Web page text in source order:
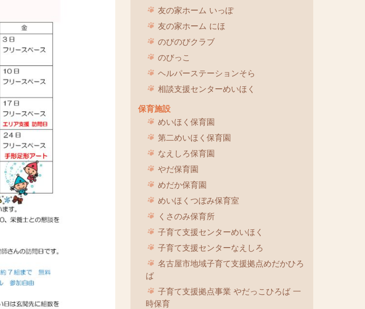
友の家ホーム いっぽ
友の家ホーム にほ
のびのびクラブ
のびっこ
ヘルパーステーションそら
相談支援センターめいほく
保育施設
めいほく保育園
第二めいほく保育園
なえしろ保育園
やだ保育園
めだか保育園
めいほくつぼみ保育室
くさのみ保育所
子育て支援センターめいほく
子育て支援センターなえしろ
名古屋市地域子育て支援拠点めだかひろ
ば
子育て支援拠点事業 やだっこひろば 一
時保育